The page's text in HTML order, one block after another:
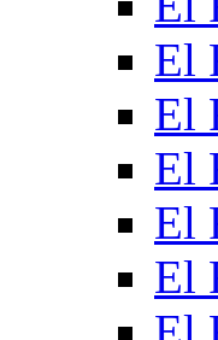
El
El
El
El
El